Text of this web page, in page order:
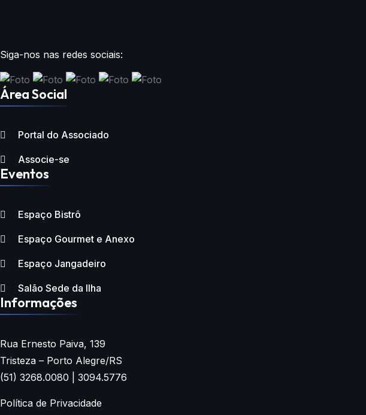
Siga-nos nas redes sociais:
Área Social
Portal do Associado
Associe-se
Eventos
Espaço Bistrô
Espaço Gourmet e Anexo
Espaço Jangadeiro
Salão Sede da Ilha
Informações
Rua Ernesto Paiva, 139
Tristeza – Porto Alegre/RS
(51) 3268.0080 | 3094.5776
Política de Privacidade